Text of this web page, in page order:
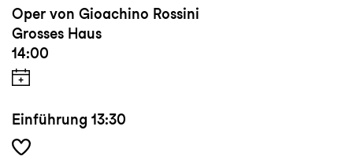
Oper von Gioachino Rossini
Grosses Haus
14:00
Einführung 13:30